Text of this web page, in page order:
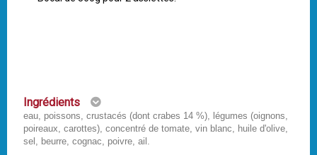
Ingrédients
eau, poissons, crustacés (dont crabes 14 %), légumes (oignons,
poireaux, carottes), concentré de tomate, vin blanc, huile d'olive,
sel, beurre, cognac, poivre, ail.